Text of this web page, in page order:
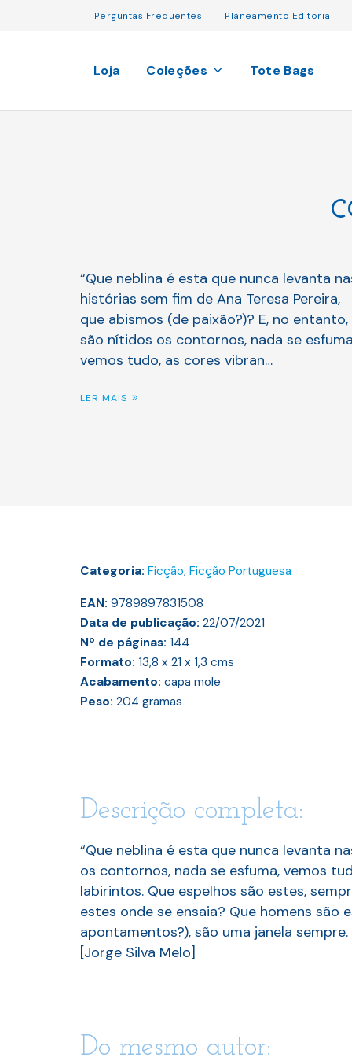
Perguntas Frequentes Planeamento Editorial
Loja Coleções Tote Bags
“Que neblina é esta que nunca levanta
histórias sem fim de Ana Teresa Pereira,
que abismos (de paixão?)? E, no entanto,
são nítidos os contornos, nada se
vemos tudo, as cores vibran…
LER MAIS
Categoria: Ficção, Ficção Portuguesa
EAN: 9789897831508
Data de publicação: 22/07/2021
Nº de páginas: 144
Formato: 13,8 x 21 x 1,3 cms
Acabamento: capa mole
Peso: 204 gramas
Descrição completa:
“Que neblina é esta que nunca levanta
os contornos, nada se esfuma, vemos
labirintos. Que espelhos são estes,
estes onde se ensaia? Que homens
apontamentos?), são uma janela
[Jorge Silva Melo]
Do mesmo autor: